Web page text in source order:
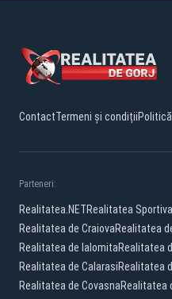
ContactTermeni și condiții
Parteneri:
Realitatea.NETRealitatea Sportiva
Realitatea de CraiovaRealitatea
Realitatea de IalomitaRealitatea
Realitatea de CalarasiRealitatea
Realitatea de CovasnaRealitatea